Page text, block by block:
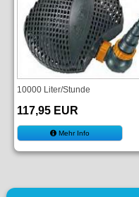
10000 Liter/Stunde
117,95 EUR
Mehr Info